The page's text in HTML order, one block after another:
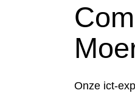
Onze ict-